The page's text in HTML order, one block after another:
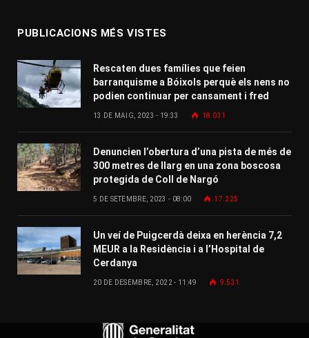
PUBLICACIONS MÉS VISTES
Rescaten dues famílies que feien
barranquisme a Bóixols perquè els nens no
podien continuar per cansament i fred
13 DE MAIG, 2023 - 19:33 18.031
Denuncien l’obertura d’una pista de més de
300 metres de llarg en una zona boscosa
protegida de Coll de Nargó
5 DE SETEMBRE, 2023 - 08:00 17.225
Un veí de Puigcerdà deixa en herència 7,2
MEUR a la Residència i a l’Hospital de
Cerdanya
20 DE DESEMBRE, 2022 - 11:49 9.531